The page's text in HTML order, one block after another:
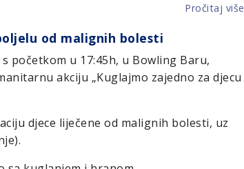
Pročitaj više
od malignih bolesti
početkom u 17:45h, u Bowling Baru,
akciju „Kuglajmo zajedno za djecu
djece liječene od malignih bolesti, uz